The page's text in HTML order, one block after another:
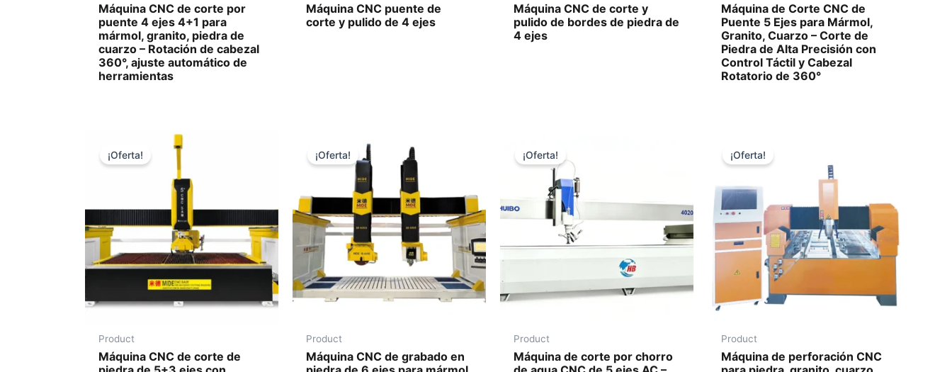
Máquina CNC de corte por
puente 4 ejes 4+1 para
mármol, granito, piedra de
cuarzo – Rotación de cabezal
360°, ajuste automático de
herramientas
Máquina CNC puente de
corte y pulido de 4 ejes
Máquina CNC de corte y
pulido de bordes de piedra de
4 ejes
Máquina de Corte CNC de
Puente 5 Ejes para Mármol,
Granito, Cuarzo – Corte de
Piedra de Alta Precisión con
Control Táctil y Cabezal
Rotatorio de 360°
¡Oferta!
Product
Máquina CNC de corte de
¡Oferta!
Product
Máquina CNC de grabado en
¡Oferta!
Product
Máquina de corte por chorro
¡Oferta!
Product
Máquina de perforación CNC